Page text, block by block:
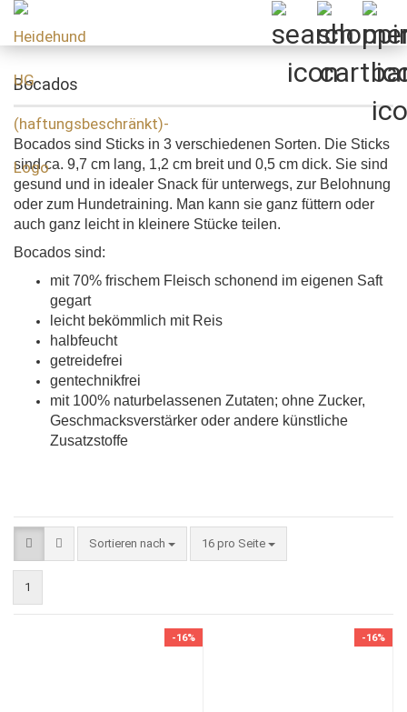
Bocados
Bocados sind Sticks in 3 verschiedenen Sorten. Die Sticks
sind ca. 9,7 cm lang, 1,2 cm breit und 0,5 cm dick. Sie sind
gesund und in idealer Snack für unterwegs, zur Belohnung
oder zum Hundetraining. Man kann sie ganz füttern oder
auch ganz leicht in kleinere Stücke teilen.
Bocados sind:
mit 70% frischem Fleisch schonend im eigenen Saft
gegart
leicht bekömmlich mit Reis
halbfeucht
getreidefrei
gentechnikfrei
mit 100% naturbelassenen Zutaten; ohne Zucker,
Geschmacksverstärker oder andere künstliche
Zusatzstoffe
Sortieren nach
Sortieren nach 16 pro Seite
pro Seite
1
-16% -16%